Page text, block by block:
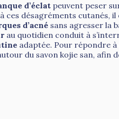
d’éclat peuvent peser
désagréments cutanés, il
d’acné sans agresser la
au quotidien conduit à
adaptée. Pour répondre à
du savon kojie san, afin